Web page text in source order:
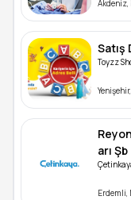
Akdeniz,
Satış
Toyzz
arı Şb
Erdemli,